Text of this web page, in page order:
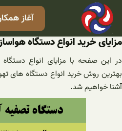
رفتن
محتوا
آغاز
مزایای خرید انواع دستگاه
در این صفحه با مزایای انواع
بهترین روش خرید انواع دستگاه های
آشنا خواهیم شد.